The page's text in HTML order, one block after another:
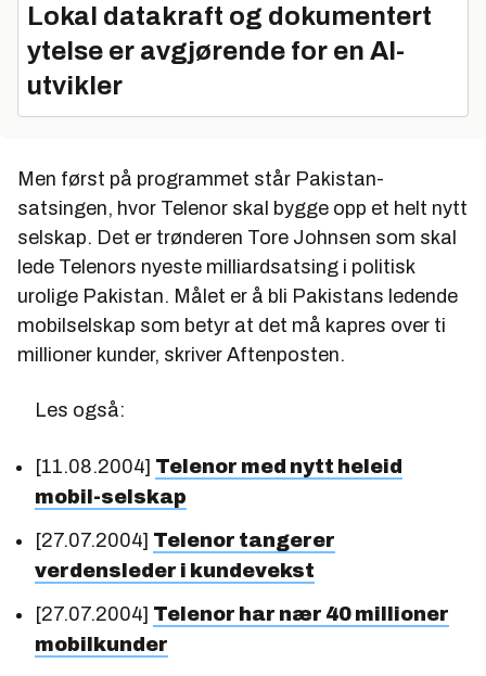
Lokal datakraft og dokumentert
ytelse er avgjørende for en AI-
utvikler
Men først på programmet står Pakistan-
satsingen, hvor Telenor skal bygge opp et helt nytt
selskap. Det er trønderen Tore Johnsen som skal
lede Telenors nyeste milliardsatsing i politisk
urolige Pakistan. Målet er å bli Pakistans ledende
mobilselskap som betyr at det må kapres over ti
millioner kunder, skriver Aftenposten.
Les også:
[11.08.2004] Telenor med nytt heleid
mobil-selskap
[27.07.2004] Telenor tangerer
verdensleder i kundevekst
[27.07.2004] Telenor har nær 40 millioner
mobilkunder